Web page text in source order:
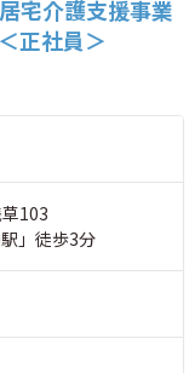
宅介護支援事業
正社員＞
103
」徒歩3分